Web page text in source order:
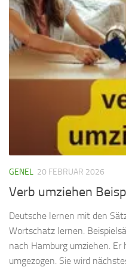
GENEL 20 FEBRUAR 2026
Verb umziehen
Deutsche lernen mit den
Wortschatz lernen.
nach Hamburg umziehen.
umgezogen. Sie wird